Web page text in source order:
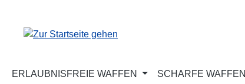
ERLAUBNISFREIE WAFFEN SCHARFE WAFFEN